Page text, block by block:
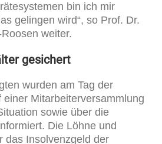
bin ich mir
gelingen wird“, so Prof. Dr.
weiter.
gesichert
wurden am Tag der
Mitarbeiterversammlung
sowie über die
Die Löhne und
das Insolvenzgeld der